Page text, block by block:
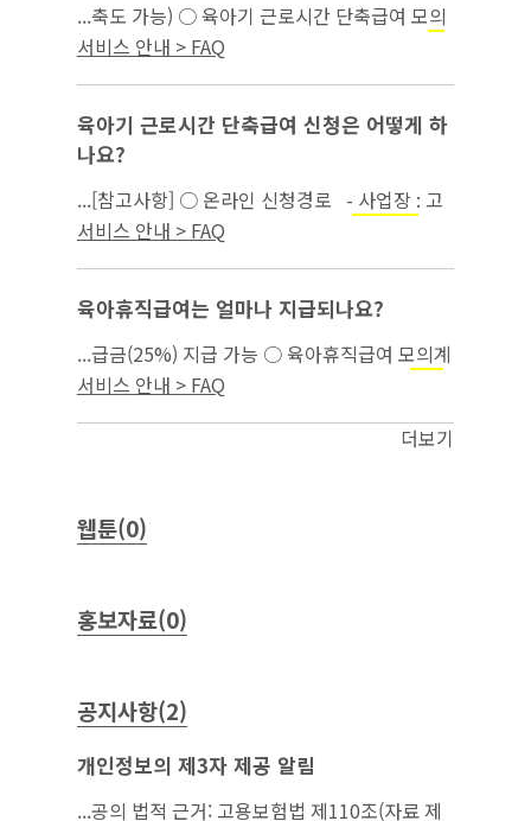
...축도 가능) ○ 육아기 근로시간 단축급여 모의
계산은 고용보험 홈페이지(간편 모의계산 →
서비스 안내 > FAQ
육아기 근로시간 단축급여 신청은 어떻게 하
나요?
...[참고사항] ○ 온라인 신청경로 - 사업장 : 고
용보험 홈페이지 → 기업서비스 →
서비스 안내 > FAQ
육아휴직급여는 얼마나 지급되나요?
...급금(25%) 지급 가능 ○ 육아휴직급여 모의계
산은 고용보험 홈페이지(간편 모의계산 →
서비스 안내 > FAQ
더보기
웹툰(0)
홍보자료(0)
공지사항(2)
개인정보의 제3자 제공 알림
...공의 법적 근거: 고용보험법 제110조(자료 제